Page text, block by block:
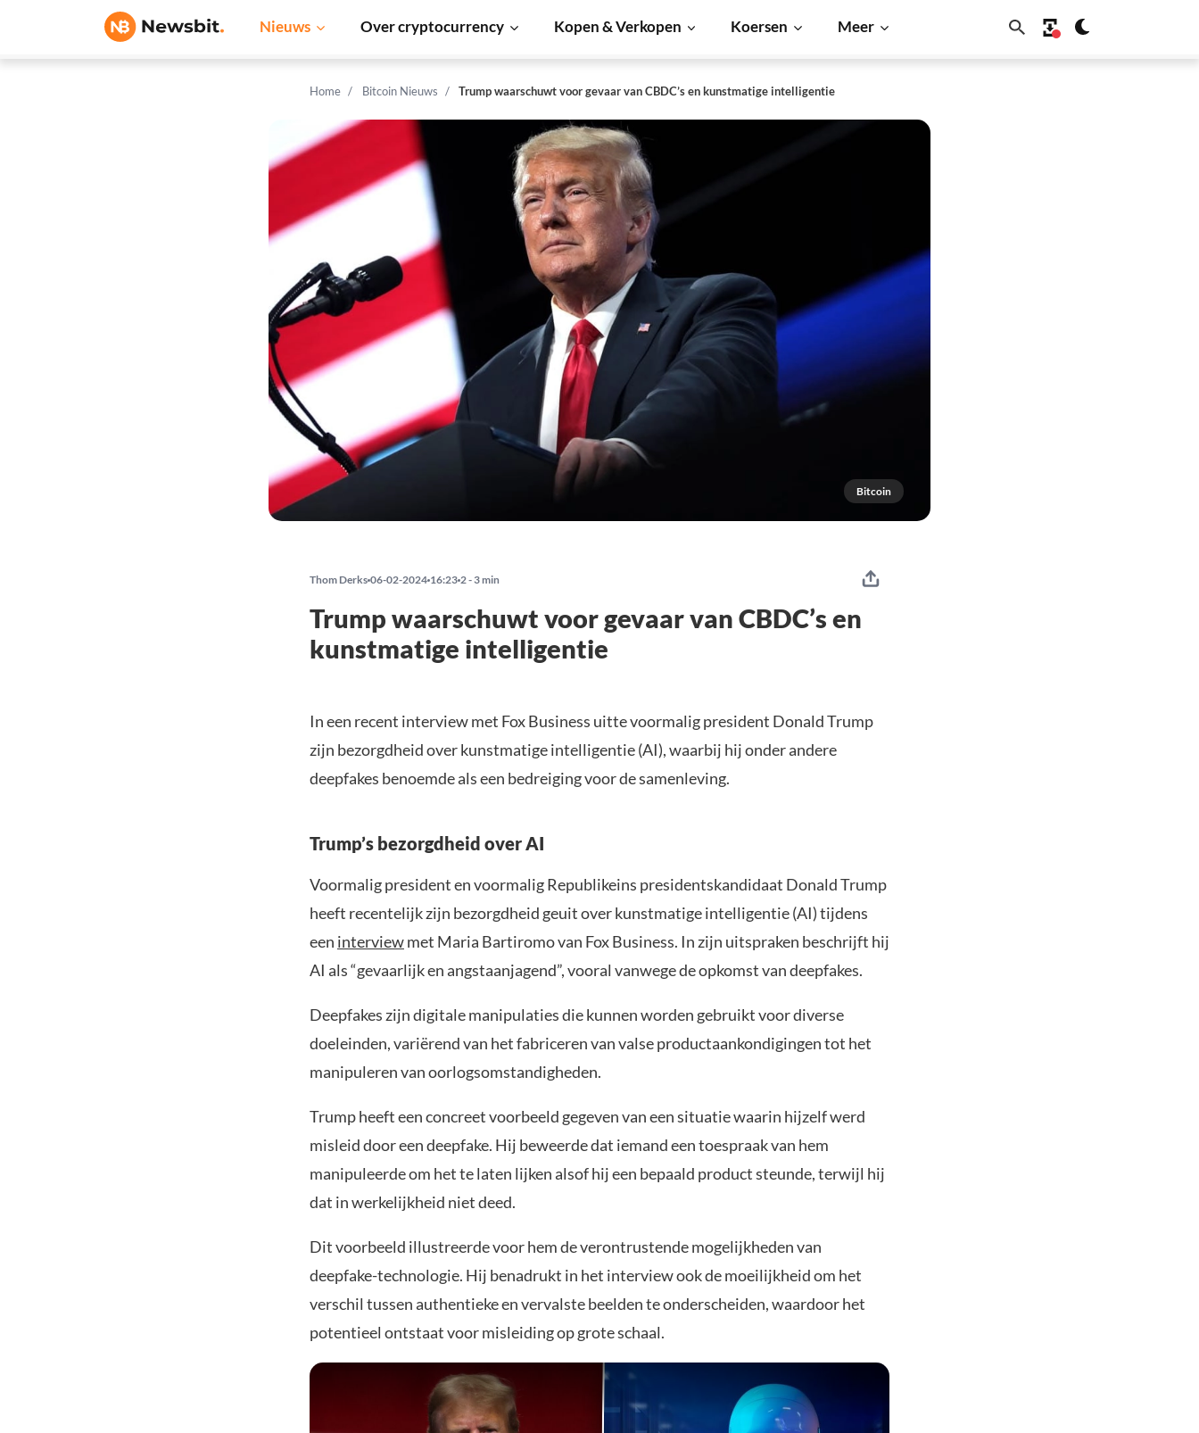
Nieuws Over cryptocurrency Kopen & Verkopen Koersen Meer
Home Bitcoin Nieuws Trump waarschuwt voor gevaar van CBDC’s en kunstmatige intelligentie
Bitcoin
Thom Derks 06-02-2024 16:23 2 - 3 min
Trump waarschuwt voor gevaar van CBDC’s en
kunstmatige intelligentie
In een recent interview met Fox Business uitte voormalig president Donald Trump
zijn bezorgdheid over kunstmatige intelligentie (AI), waarbij hij onder andere
deepfakes benoemde als een bedreiging voor de samenleving.
Trump’s bezorgdheid over AI
Voormalig president en voormalig Republikeins presidentskandidaat Donald Trump
heeft recentelijk zijn bezorgdheid geuit over kunstmatige intelligentie (AI) tijdens
een interviewmet Maria Bartiromo van Fox Business. In zijn uitspraken beschrijft hij
AI als “gevaarlijk en angstaanjagend”, vooral vanwege de opkomst van deepfakes.
Deepfakes zijn digitale manipulaties die kunnen worden gebruikt voor diverse
doeleinden, variërend van het fabriceren van valse productaankondigingen tot het
manipuleren van oorlogsomstandigheden.
Trump heeft een concreet voorbeeld gegeven van een situatie waarin hijzelf werd
misleid door een deepfake. Hij beweerde dat iemand een toespraak van hem
manipuleerde om het te laten lijken alsof hij een bepaald product steunde, terwijl hij
dat in werkelijkheid niet deed.
Dit voorbeeld illustreerde voor hem de verontrustende mogelijkheden van
deepfake-technologie. Hij benadrukt in het interview ook de moeilijkheid om het
verschil tussen authentieke en vervalste beelden te onderscheiden, waardoor het
potentieel ontstaat voor misleiding op grote schaal.